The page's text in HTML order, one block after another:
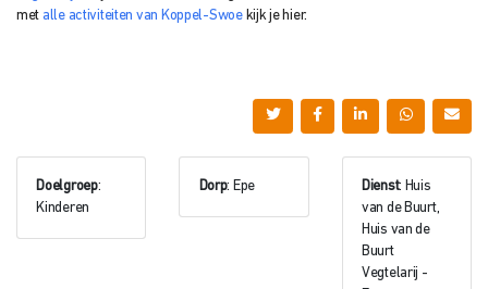
met alle activiteiten van Koppel-Swoekijk je hier.
Doelgroep:
Kinderen
Dorp: Epe Dienst: Huis
van de Buurt,
Huis van de
Buurt
Vegtelarij -